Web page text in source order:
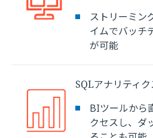
ストリーミン
イムでバッチ
が可能
SQLアナリティク
BIツールから
クセスし、ダ